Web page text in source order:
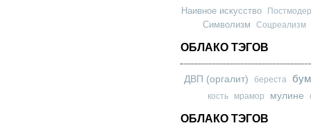
Наивное искусство
Символизм Соцреализм
ОБЛАКО ТЭГОВ
ДВП (оргалит) береста
кость мрамор мулине
ОБЛАКО ТЭГОВ